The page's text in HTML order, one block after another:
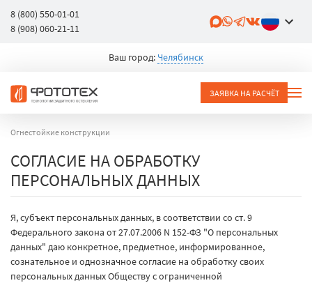
8 (800) 550-01-01
8 (908) 060-21-11
Ваш город: Челябинск
ЗАЯВКА НА РАСЧЁТ
Огнестойкие конструкции
СОГЛАСИЕ НА ОБРАБОТКУ
ПЕРСОНАЛЬНЫХ ДАННЫХ
Я, субъект персональных данных, в соответствии со ст. 9
Федерального закона от 27.07.2006 N 152-ФЗ "О персональных
данных" даю конкретное, предметное, информированное,
сознательное и однозначное согласие на обработку своих
персональных данных Обществу с ограниченной